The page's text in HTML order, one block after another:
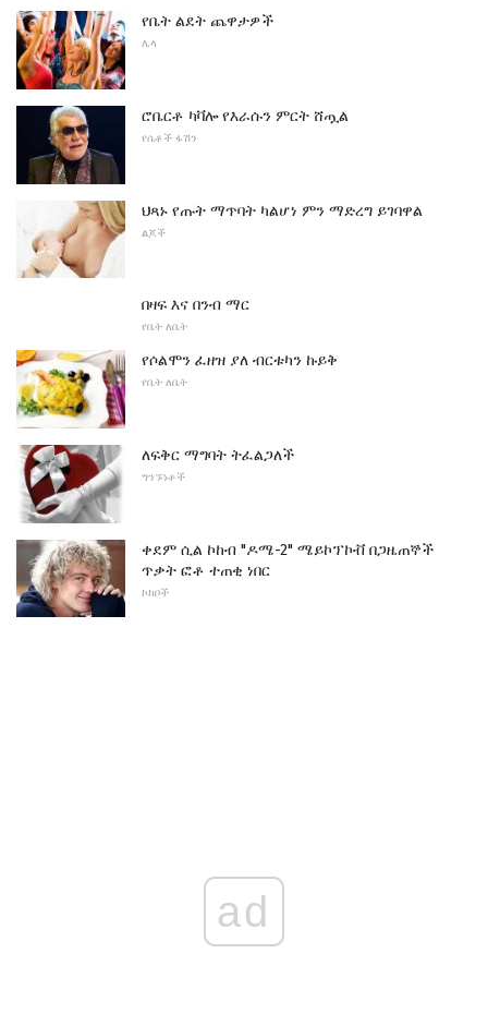
የቤት ልደት ጨዋታዎች
ሌላ
ሮቤርቶ ካቫሎ የእራሱን ምርት ሸጧል
የሴቶች ፋሽን
ህጻኑ የጡት ማጥባት ካልሆነ ምን ማድረግ ይገባዋል
ልጆች
በዛፍ እና በንብ ማር
የቤት ለቤት
የሶልሞን ፈዘዝ ያለ ብርቱካን ኩይቅ
የቤት ለቤት
ለፍቅር ማግባት ትፈልጋለች
ግንኙነቶች
ቀደም ሲል ኮከብ "ዶሜ-2" ሜይኮፕኮቭ በጋዜጠኞች
ጥቃት ፎቶ ተጠቂ ነበር
ኮከቦች
ad